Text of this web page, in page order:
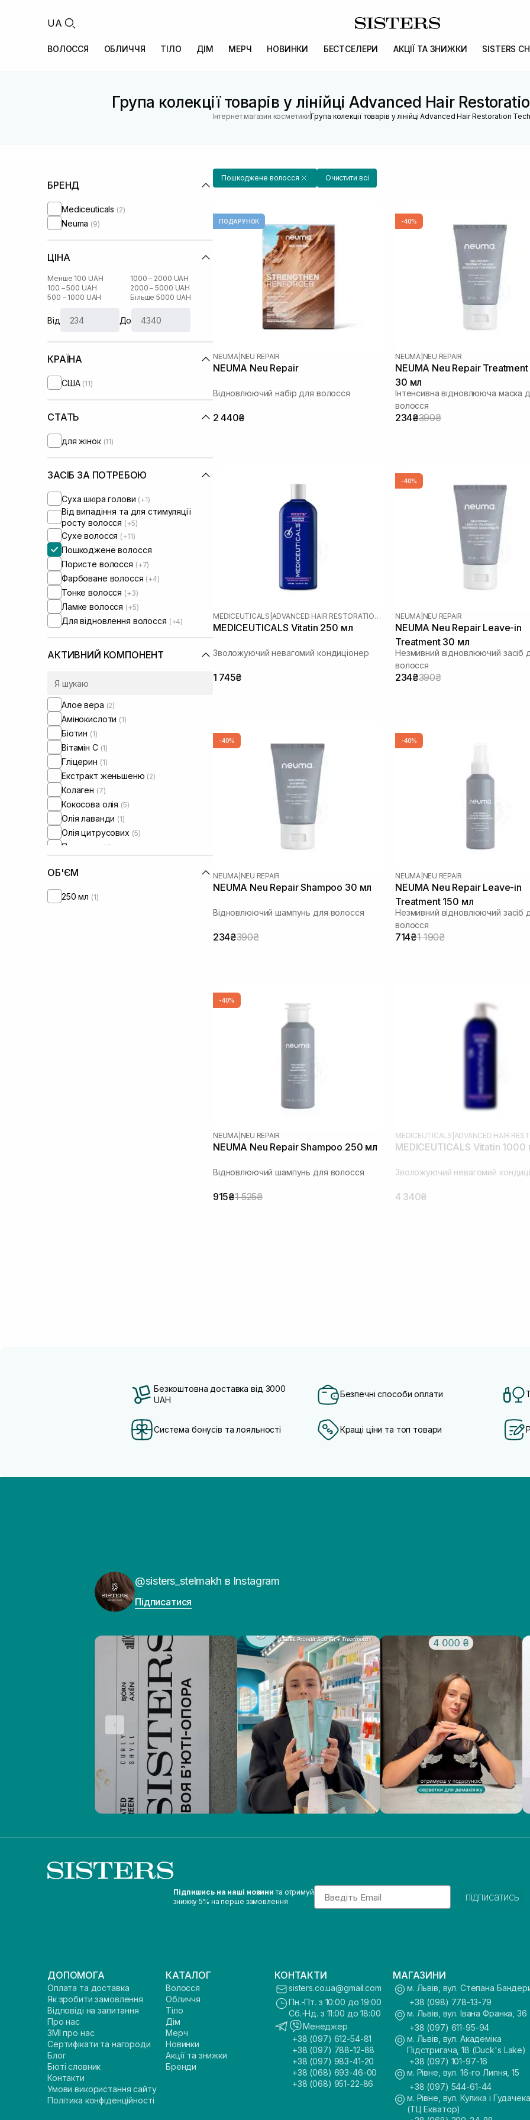
UA
ВОЛОССЯ ОБЛИЧЧЯ ТІЛО ДІМ МЕРЧ НОВИНКИ БЕСТСЕЛЕРИ АКЦІЇ ТА ЗНИЖКИ SISTERS
Група колекції товарів у лінійці Advanced Hair
Інтернет магазин косметики |Група колекції товарів у лінійці Advanced Hair Restoration
БРЕНД
Mediceuticals (2)
Neuma (9)
ЦІНА
Менше 100 UAH
100 – 500 UAH
500 – 1000 UAH
1000 – 2000 UAH
2000 – 5000 UAH
Більше 5000 UAH
Від До
КРАЇНА
США (11)
СТАТЬ
для жінок (11)
ЗАСІБ ЗА ПОТРЕБОЮ
Суха шкіра голови (+1)
Від випадіння та для стимуляції
росту волосся (+5)
Сухе волосся (+11)
Пошкоджене волосся
Пористе волосся (+7)
Фарбоване волосся (+4)
Тонке волосся (+3)
Ламке волосся (+5)
Для відновлення волосся (+4)
АКТИВНИЙ КОМПОНЕНТ
Алое вера (2)
Амінокислоти (1)
Біотин (1)
Вітамін C (1)
Гліцерин (1)
Екстракт женьшеню (2)
Колаген (7)
Кокосова олія (5)
Олія лаванди (1)
Олія цитрусових (5)
Пантенол (1)
Розмарин
ОБ'ЄМ
250 мл (1)
Пошкоджене волосся Очистити всі
ПОДАРУНОК
NEUMA NEU REPAIR
NEUMA Neu Repair
Відновлюючий набір для волосся
2 440₴
-40%
NEUMA NEU REPAIR
NEUMA Neu Repair
30 мл
Інтенсивна відновлююча маска
волосся
234₴390₴
MEDICEUTICALS ADVANCED HAIR RESTORATION TECHNOLOGY WOMEN
MEDICEUTICALS Vitatin 250 мл
Зволожуючий невагомий кондиціонер
1 745₴
-40%
NEUMA NEU REPAIR
NEUMA Neu Repair Leave-in
Treatment 30 мл
Незмивний відновлюючий засіб
волосся
234₴390₴
-40%
NEUMA NEU REPAIR
NEUMA Neu Repair Shampoo 30 мл
Відновлюючий шампунь для волосся
234₴390₴
-40%
NEUMA NEU REPAIR
NEUMA Neu Repair Leave-in
Treatment 150 мл
Незмивний відновлюючий засіб
волосся
714₴1 190₴
-40%
NEUMA NEU REPAIR
NEUMA Neu Repair Shampoo 250 мл
Відновлюючий шампунь для волосся
915₴1 525₴
MEDICEUTICALS
MEDICEUTICALS Vitatin 1000
Зволожуючий невагомий
4 340₴
Безкоштовна доставка від 3000
UAH
Безпечні способи оплати
Система бонусів та лояльності Кращі ціни та топ товари
@sisters_stelmakh в Instagram
Підписатися
Підпишись на наші новини та отримуй
знижку 5% на перше замовлення
Email
підписатись
ДОПОМОГА
Оплата та доставка
Як зробити замовлення
Відповіді на запитання
Про нас
ЗМІ про нас
Сертифікати та нагороди
Блог
Бюті словник
Контакти
Умови використання сайту
Політика конфіденційності
КАТАЛОГ
Волосся
Обличчя
Тіло
Дім
Мерч
Новинки
Акції та знижки
Бренди
КОНТАКТИ
sisters.co.ua@gmail.com
Пн.-Пт. з 10:00 до 19:00
Сб.-Нд. з 11:00 до 18:00
Менеджер
+38 (097) 612-54-81
+38 (097) 788-12-88
+38 (097) 983-41-20
+38 (068) 693-46-00
+38 (068) 951-22-86
МАГАЗИНИ
м. Львів, вул. Степана
+38 (098) 778-13-79
м. Львів, вул. Івана Франка, 36
+38 (097) 611-95-94
м. Львів, вул. Академіка
Підстригача, 1В (Duck's Lake)
+38 (097) 101-97-16
м. Рівне, вул. 16-го Липня, 15
+38 (097) 544-61-44
м. Рівне, вул. Кулика і
(ТЦ Екватор)